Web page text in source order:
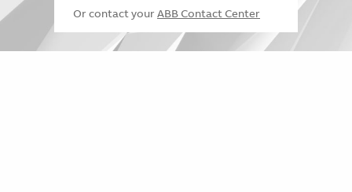
Or contact your ABB Contact Center